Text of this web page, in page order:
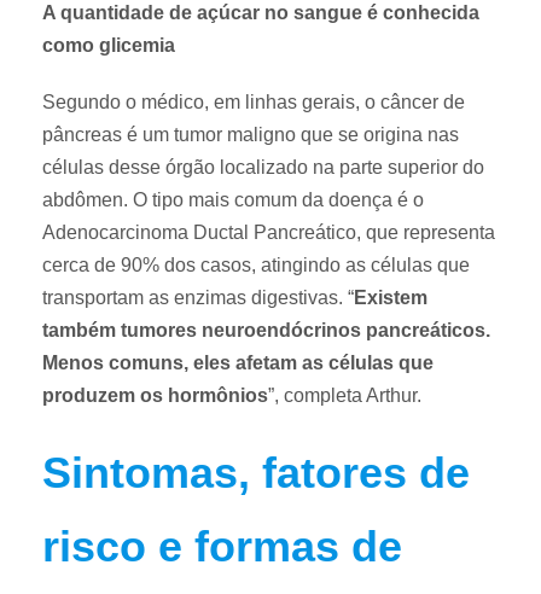
A quantidade de açúcar no sangue é conhecida
como glicemia
Segundo o médico, em linhas gerais, o câncer de
pâncreas é um tumor maligno que se origina nas
células desse órgão localizado na parte superior do
abdômen. O tipo mais comum da doença é o
Adenocarcinoma Ductal Pancreático, que representa
cerca de 90% dos casos, atingindo as células que
transportam as enzimas digestivas. “Existem
também tumores neuroendócrinos pancreáticos.
Menos comuns, eles afetam as células que
produzem os hormônios”, completa Arthur.
Sintomas, fatores de
risco e formas de